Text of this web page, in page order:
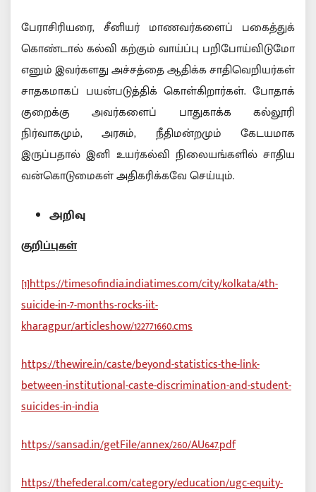
பேராசிரியரை, சீனியர் மாணவர்களைப் பகைத்துக்
கொண்டால் கல்வி கற்கும் வாய்ப்பு பறிபோய்விடுமோ
எனும் இவர்களது அச்சத்தை ஆதிக்க சாதிவெறியர்கள்
சாதகமாகப் பயன்படுத்திக் கொள்கிறார்கள். போதாக்
குறைக்கு அவர்களைப் பாதுகாக்க கல்லூரி
நிர்வாகமும், அரசும், நீதிமன்றமும் கேடயமாக
இருப்பதால் இனி உயர்கல்வி நிலையங்களில் சாதிய
வன்கொடுமைகள் அதிகரிக்கவே செய்யும்.
அறிவு
குறிப்புகள்
[1]https://timesofindia.indiatimes.com/city/kolkata/4th-
suicide-in-7-months-rocks-iit-
kharagpur/articleshow/122771660.cms
https://thewire.in/caste/beyond-statistics-the-link-
between-institutional-caste-discrimination-and-student-
suicides-in-india
https://sansad.in/getFile/annex/260/AU647.pdf
https://thefederal.com/category/education/ugc-equity-